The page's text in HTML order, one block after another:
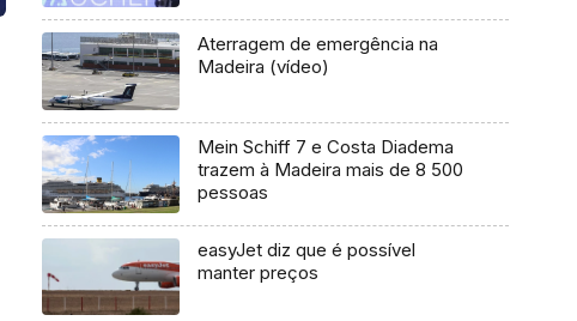
Aterragem de emergência na
Madeira (vídeo)
Mein Schiff 7 e Costa Diadema
trazem à Madeira mais de 8 500
pessoas
easyJet diz que é possível
manter preços